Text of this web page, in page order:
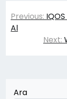
Yazı
Previous:
Al
Next:
Ara